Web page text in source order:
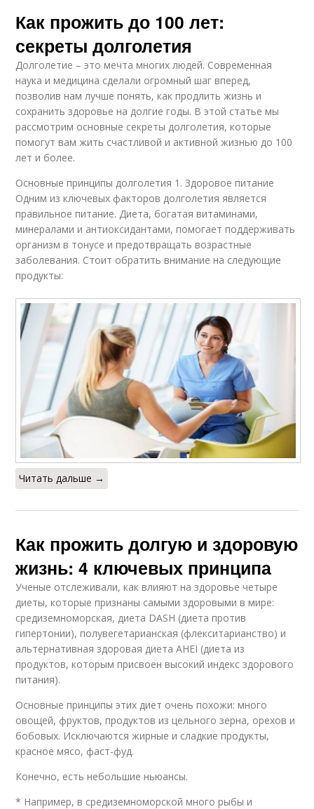
Как прожить до 100 лет:
секреты долголетия
Долголетие – это мечта многих людей. Современная
наука и медицина сделали огромный шаг вперед,
позволив нам лучше понять, как продлить жизнь и
сохранить здоровье на долгие годы. В этой статье мы
рассмотрим основные секреты долголетия, которые
помогут вам жить счастливой и активной жизнью до 100
лет и более.
Основные принципы долголетия 1. Здоровое питание
Одним из ключевых факторов долголетия является
правильное питание. Диета, богатая витаминами,
минералами и антиоксидантами, помогает поддерживать
организм в тонусе и предотвращать возрастные
заболевания. Стоит обратить внимание на следующие
продукты:
Читать дальше →
Как прожить долгую и здоровую
жизнь: 4 ключевых принципа
Ученые отслеживали, как влияют на здоровье четыре
диеты, которые признаны самыми здоровыми в мире:
средиземноморская, диета DASH (диета против
гипертонии), полувегетарианская (флекситарианство) и
альтернативная здоровая диета AHEI (диета из
продуктов, которым присвоен высокий индекс здорового
питания).
Основные принципы этих диет очень похожи: много
овощей, фруктов, продуктов из цельного зерна, орехов и
бобовых. Исключаются жирные и сладкие продукты,
красное мясо, фаст-фуд.
Конечно, есть небольшие ньюансы.
* Например, в средиземноморской много рыбы и